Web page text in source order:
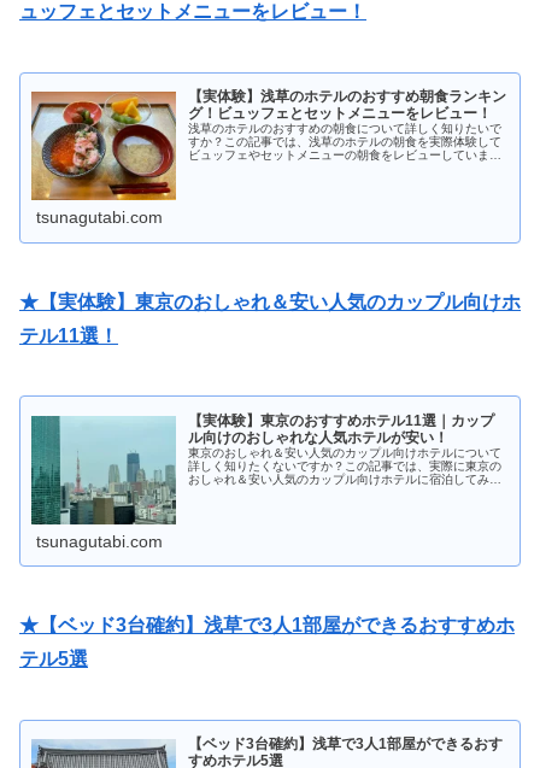
ュッフェとセットメニューをレビュー！
【実体験】浅草のホテルのおすすめ朝食ランキン
グ！ビュッフェとセットメニューをレビュー！
浅草のホテルのおすすめの朝食について詳しく知りたいで
すか？この記事では、浅草のホテルの朝食を実際体験して
ビュッフェやセットメニューの朝食をレビューしていま
tsunagutabi.com
★【実体験】東京のおしゃれ＆安い人気のカップル向けホ
テル11選！
【実体験】東京のおすすめホテル11選｜カップ
ル向けのおしゃれな人気ホテルが安い！
東京のおしゃれ＆安い人気のカップル向けホテルについて
詳しく知りたくないですか？この記事では、実際に東京の
おしゃれ＆安い人気のカップル向けホテルに宿泊してみ
tsunagutabi.com
★【ベッド3台確約】浅草で3人1部屋ができるおすすめホ
テル5選
【ベッド3台確約】浅草で3人1部屋ができるおす
すめホテル5選